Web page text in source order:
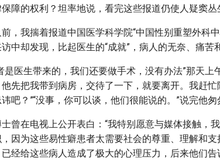
障的权利？坦率地说，看完这些报道仍使人疑窦丛
，我揣着报道中国医学科学院“中国性别重塑外科
中却发现，比起医生的“成就”，病人的无奈、痛苦
是医生带来的，我们还要做手术，没有办法”那天
先把我带到病房，交待了一下，就要离开。我赶
吧？”“没事，你可以谈，他们很能说的。”说完他匆
士曾在电视上公开表白：“我特别愿意与媒体接触，
因为这些易性癖患者太需要社会的尊重、理解和
经给这些病人造成了极大的心理压力，后来他们